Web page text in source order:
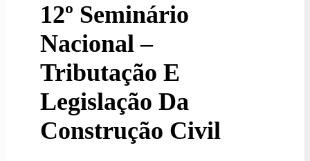
12º Seminário
Nacional –
Tributação E
Legislação Da
Construção Civil